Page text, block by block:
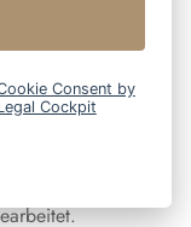
Punkte
Consent by
Cockpit